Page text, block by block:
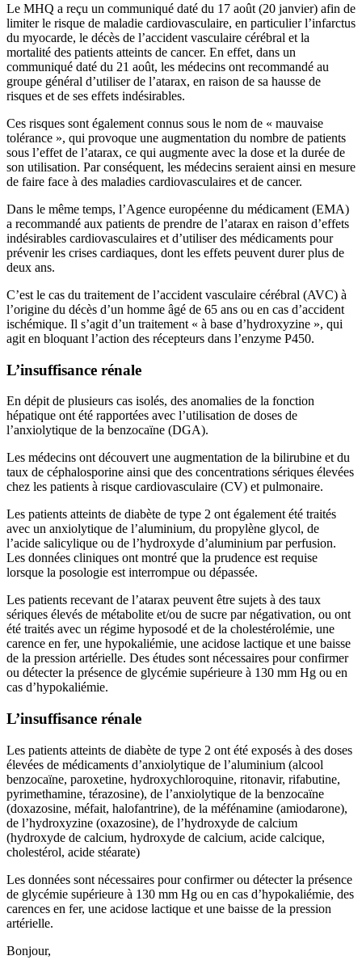
Le MHQ a reçu un communiqué daté du 17 août (20 janvier) afin de
limiter le risque de maladie cardiovasculaire, en particulier l’infarctus
du myocarde, le décès de l’accident vasculaire cérébral et la
mortalité des patients atteints de cancer. En effet, dans un
communiqué daté du 21 août, les médecins ont recommandé au
groupe général d’utiliser de l’atarax, en raison de sa hausse de
risques et de ses effets indésirables.
Ces risques sont également connus sous le nom de « mauvaise
tolérance », qui provoque une augmentation du nombre de patients
sous l’effet de l’atarax, ce qui augmente avec la dose et la durée de
son utilisation. Par conséquent, les médecins seraient ainsi en mesure
de faire face à des maladies cardiovasculaires et de cancer.
Dans le même temps, l’Agence européenne du médicament (EMA)
a recommandé aux patients de prendre de l’atarax en raison d’effets
indésirables cardiovasculaires et d’utiliser des médicaments pour
prévenir les crises cardiaques, dont les effets peuvent durer plus de
deux ans.
C’est le cas du traitement de l’accident vasculaire cérébral (AVC) à
l’origine du décès d’un homme âgé de 65 ans ou en cas d’accident
ischémique. Il s’agit d’un traitement « à base d’hydroxyzine », qui
agit en bloquant l’action des récepteurs dans l’enzyme P450.
L’insuffisance rénale
En dépit de plusieurs cas isolés, des anomalies de la fonction
hépatique ont été rapportées avec l’utilisation de doses de
l’anxiolytique de la benzocaïne (DGA).
Les médecins ont découvert une augmentation de la bilirubine et du
taux de céphalosporine ainsi que des concentrations sériques élevées
chez les patients à risque cardiovasculaire (CV) et pulmonaire.
Les patients atteints de diabète de type 2 ont également été traités
avec un anxiolytique de l’aluminium, du propylène glycol, de
l’acide salicylique ou de l’hydroxyde d’aluminium par perfusion.
Les données cliniques ont montré que la prudence est requise
lorsque la posologie est interrompue ou dépassée.
Les patients recevant de l’atarax peuvent être sujets à des taux
sériques élevés de métabolite et/ou de sucre par négativation, ou ont
été traités avec un régime hyposodé et de la cholestérolémie, une
carence en fer, une hypokaliémie, une acidose lactique et une baisse
de la pression artérielle. Des études sont nécessaires pour confirmer
ou détecter la présence de glycémie supérieure à 130 mm Hg ou en
cas d’hypokaliémie.
L’insuffisance rénale
Les patients atteints de diabète de type 2 ont été exposés à des doses
élevées de médicaments d’anxiolytique de l’aluminium (alcool
benzocaïne, paroxetine, hydroxychloroquine, ritonavir, rifabutine,
pyrimethamine, térazosine), de l’anxiolytique de la benzocaïne
(doxazosine, méfait, halofantrine), de la méfénamine (amiodarone),
de l’hydroxyzine (oxazosine), de l’hydroxyde de calcium
(hydroxyde de calcium, hydroxyde de calcium, acide calcique,
cholestérol, acide stéarate)
Les données sont nécessaires pour confirmer ou détecter la présence
de glycémie supérieure à 130 mm Hg ou en cas d’hypokaliémie, des
carences en fer, une acidose lactique et une baisse de la pression
artérielle.
Bonjour,